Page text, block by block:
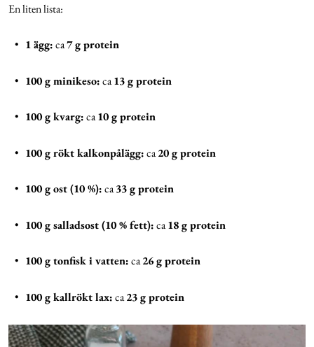
En liten lista:
• 1 ägg:ca7 g protein
• 100 g minikeso:ca13 g protein
• 100 g kvarg:ca10 g protein
• 100 g rökt kalkonpålägg:ca20 g protein
• 100 g ost (10 %):ca33 g protein
• 100 g salladsost (10 % fett):ca18 g protein
• 100 g tonfisk i vatten:ca26 g protein
• 100 g kallrökt lax:ca23 g protein